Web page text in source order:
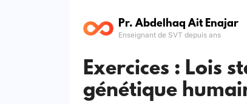
Pr. Abdelhaq Ait Enajar
Enseignant de SVT depuis ans
Exercices : Lois
génétique